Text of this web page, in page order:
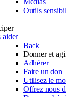
Médias
Outils
aider
Back
Donner et
Adhérer
Faire un don
Utilisez le
Offrez nous